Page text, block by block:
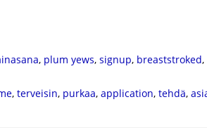
, plum yews, signup, breaststroked,
, terveisin, purkaa, application, tehdä,